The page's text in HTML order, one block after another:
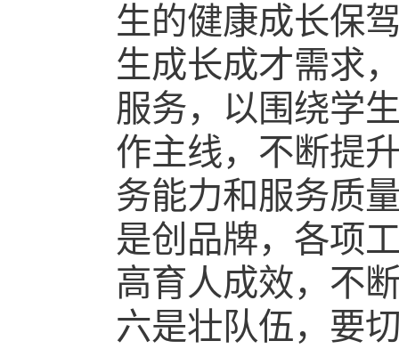
生的健康成长保
生成长成才需求
服务，以围绕学
作主线，不断提
务能力和服务质
是创品牌，各项
高育人成效，不
六是壮队伍，要